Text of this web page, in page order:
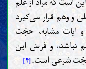
و وهم قرار مى‌گيرد
و آيات مشابه، حجّت
نباشد، و فرض اين
حجّت شرعى است.[۴]